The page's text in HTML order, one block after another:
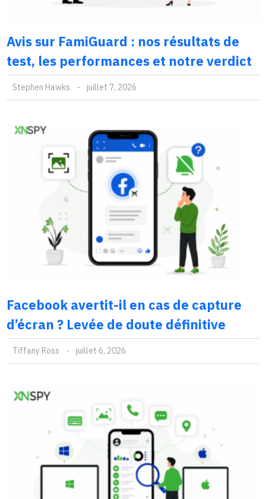
Avis sur FamiGuard : nos résultats de
test, les performances et notre verdict
Stephen Hawks - juillet 7, 2026
Facebook avertit-il en cas de capture
d’écran ? Levée de doute définitive
Tiffany Ross - juillet 6, 2026